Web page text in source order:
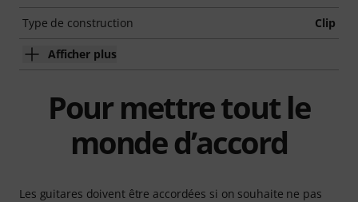
Type de construction Clip
Afficher plus
Pour mettre tout le
monde d’accord
Les guitares doivent être accordées si on souhaite ne pas